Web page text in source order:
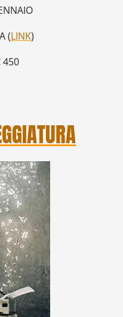
(LINK)
450